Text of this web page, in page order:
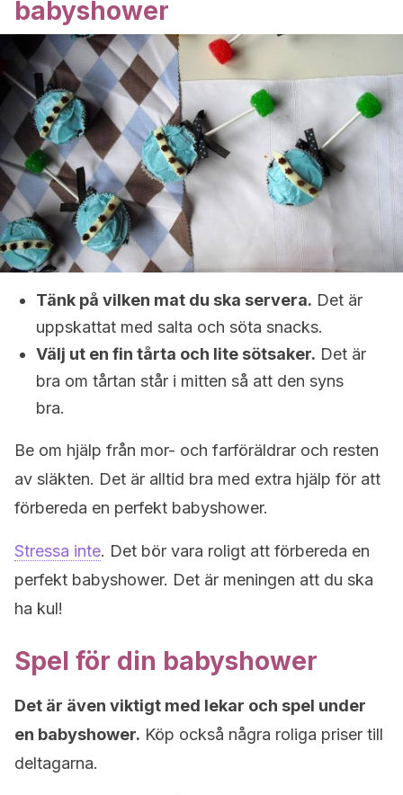
babyshower
Tänk på vilken mat du ska servera. Det är
uppskattat med salta och söta snacks.
Välj ut en fin tårta och lite sötsaker. Det är
bra om tårtan står i mitten så att den syns
bra.
Be om hjälp från mor- och farföräldrar och resten
av släkten. Det är alltid bra med extra hjälp för att
förbereda en perfekt babyshower.
Stressa inte. Det bör vara roligt att förbereda en
perfekt babyshower. Det är meningen att du ska
ha kul!
Spel för din babyshower
Det är även viktigt med lekar och spel under
en babyshower. Köp också några roliga priser till
deltagarna.